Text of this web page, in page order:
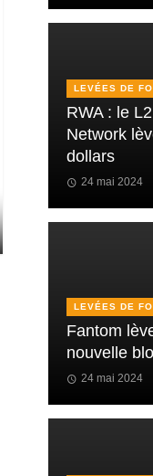
LEVÉES DE
RWA : le
Network
dollars
24 mai 2024
LEVÉES DE
Fantom
nouvelle
24 mai 2024